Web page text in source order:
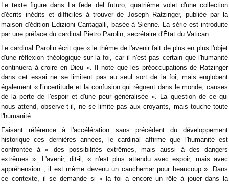
Le texte figure dans La fede del futuro, quatrième volet d'une collection
d'écrits inédits et difficiles à trouver de Joseph Ratzinger, publiée par la
maison d'édition Edizioni Cantagalli, basée à Sienne. La série est introduite
par une préface du cardinal Pietro Parolin, secrétaire d'État du Vatican.
Le cardinal Parolin écrit que « le thème de l'avenir fait de plus en plus l'objet
d'une réflexion théologique sur la foi, car il n'est pas certain que l'humanité
continuera à croire en Dieu ». Il note que les préoccupations de Ratzinger
dans cet essai ne se limitent pas au seul sort de la foi, mais englobent
également « l'incertitude et la confusion qui règnent dans le monde, causes
de la perte de l'espoir et d'une peur généralisée ». La question de ce qui
nous attend, observe-t-il, ne se limite pas aux croyants, mais touche toute
l'humanité.
Faisant référence à l'accélération sans précédent du développement
historique ces dernières années, le cardinal affirme que l'humanité est
confrontée à « des possibilités extrêmes, mais aussi à des dangers
extrêmes ». L'avenir, dit-il, « n'est plus attendu avec espoir, mais avec
appréhension ; il est même devenu un cauchemar pour beaucoup ». Dans
ce contexte, il se demande si « la foi a encore un rôle à jouer dans la